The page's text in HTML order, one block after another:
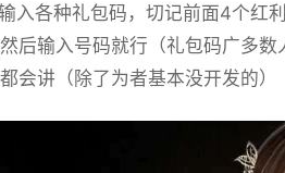
入各种礼包码，切记前面4个红
后输入号码就行（礼包码广多
会讲（除了为者基本没开发的）